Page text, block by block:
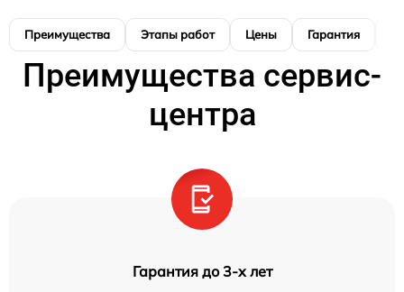
Преимущества Этапы работ Цены Гарантия
Преимущества сервис-
центра
Гарантия до 3-х лет